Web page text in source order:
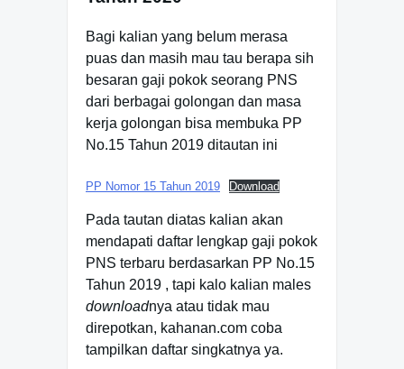
Bagi kalian yang belum merasa
puas dan masih mau tau berapa sih
besaran gaji pokok seorang PNS
dari berbagai golongan dan masa
kerja golongan bisa membuka PP
No.15 Tahun 2019 ditautan ini
PP Nomor 15 Tahun 2019 Download
Pada tautan diatas kalian akan
mendapati daftar lengkap gaji pokok
PNS terbaru berdasarkan PP No.15
Tahun 2019 , tapi kalo kalian males
downloadnya atau tidak mau
direpotkan, kahanan.com coba
tampilkan daftar singkatnya ya.